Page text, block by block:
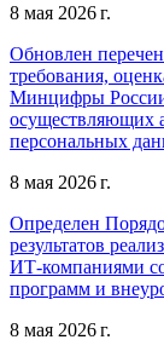
8 мая 2026 г.
Обновлен
требования,
Минцифры России
осуществляющих
персональных
8 мая 2026 г.
Определен
результатов
ИТ-компаниями
программ и
8 мая 2026 г.